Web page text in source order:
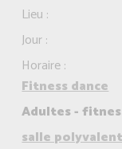
Lieu :
Jour :
Horaire :
Fitness dance
Adultes -
salle